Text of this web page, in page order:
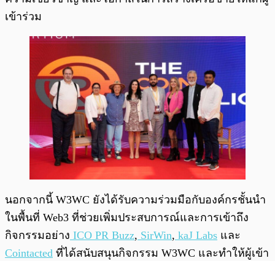
เข้าร่วม
นอกจากนี้ W3WC ยังได้รับความร่วมมือกับองค์กรชั้นนำ
ในพื้นที่ Web3 ที่ช่วยเพิ่มประสบการณ์และการเข้าถึง
กิจกรรมอย่าง ICO PR Buzz, SirWin, kaJ Labs และ
Cointacted ที่ได้สนับสนุนกิจกรรม W3WC และทำให้ผู้เข้า